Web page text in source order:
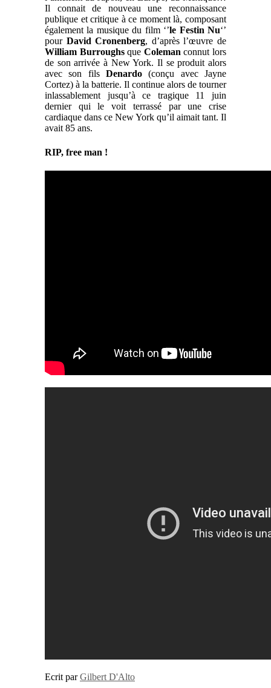
Il connait de nouveau une reconnaissance
publique et critique à ce moment là, composant
également la musique du film ‘’le Festin Nu‘’
pour David Cronenberg, d’après l’œuvre de
William Burroughsque Coleman connut lors
de son arrivée à New York. Il se produit alors
avec son fils Denardo (conçu avec Jayne
Cortez) à la batterie. Il continue alors de tourner
inlassablement jusqu’à ce tragique 11 juin
dernier qui le voit terrassé par une crise
cardiaque dans ce New York qu’il aimait tant. Il
avait 85 ans.
RIP, free man !
Ecrit parGilbert D'Alto